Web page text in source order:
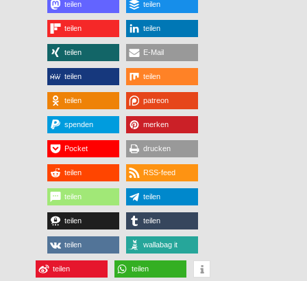
teilen teilen
teilen teilen
teilen E-Mail
teilen teilen
teilen patreon
spenden merken
Pocket drucken
teilen RSS-feed
teilen teilen
teilen teilen
teilen wallabag it
teilen teilen